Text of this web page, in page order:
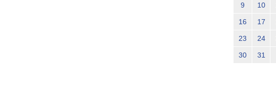
9 10
16 17
23 24
30
31